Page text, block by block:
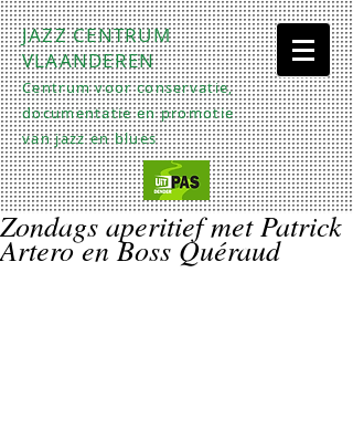
JAZZ CENTRUM
VLAANDEREN
Centrum voor conservatie,
documentatie en promotie
van jazz en blues
Zondags aperitief met Patrick
Artero en Boss Quéraud